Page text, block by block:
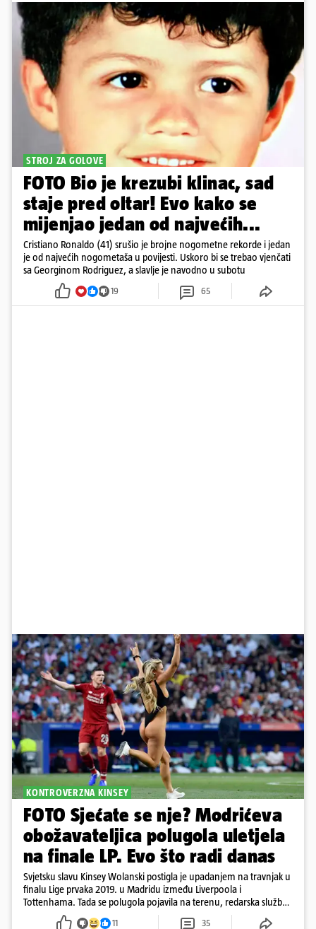
STROJ ZA GOLOVE
FOTO Bio je krezubi klinac, sad
staje pred oltar! Evo kako se
mijenjao jedan od najvećih...
Cristiano Ronaldo (41) srušio je brojne nogometne rekorde i jedan
je od najvećih nogometaša u povijesti. Uskoro bi se trebao vjenčati
sa Georginom Rodriguez, a slavlje je navodno u subotu
19 65
KONTROVERZNA KINSEY
FOTO Sjećate se nje? Modrićeva
obožavateljica polugola uletjela
na finale LP. Evo što radi danas
Svjetsku slavu Kinsey Wolanski postigla je upadanjem na travnjak u
finalu Lige prvaka 2019. u Madridu između Liverpoola i
Tottenhama. Tada se polugola pojavila na terenu, redarska služba
ju je lovila po travnjaku, a njezine fotografije obišle su svijet.
11 35